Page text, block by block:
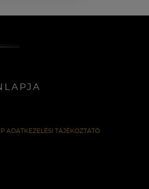
ADATKEZELÉSI TÁJÉKOZTATÓ